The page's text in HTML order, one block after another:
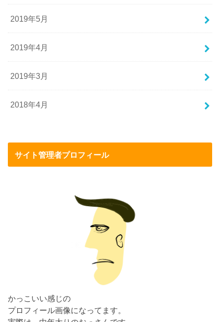
2019年5月
2019年4月
2019年3月
2018年4月
サイト管理者プロフィール
かっこいい感じの
プロフィール画像になってます。